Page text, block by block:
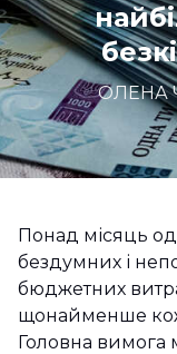
ОЛЕНА
Понад місяць
бездумних і
бюджетних
щонайменше
Головна вимога